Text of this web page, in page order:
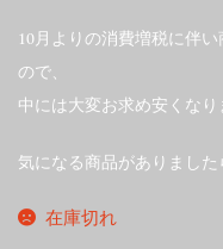
10月よりの消費増税に伴
ので、
中には大変お求め安くなり
気になる商品がありました
在庫切れ